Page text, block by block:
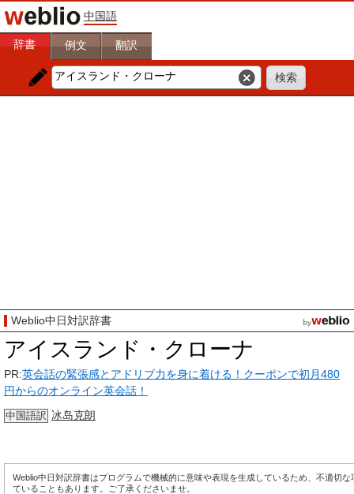
中国語
辞書 例文 翻訳
Weblio中日対訳辞書
アイスランド・クローナ
PR:英会話の緊張感とアドリブ力を身に着ける！クーポンで初月480
円からのオンライン英会話！
中国語訳 冰岛克朗
Weblio中日対訳辞書はプログラムで機械的に意味や表現を生成しているため、不適切な
ていることもあります。ご了承くださいませ。